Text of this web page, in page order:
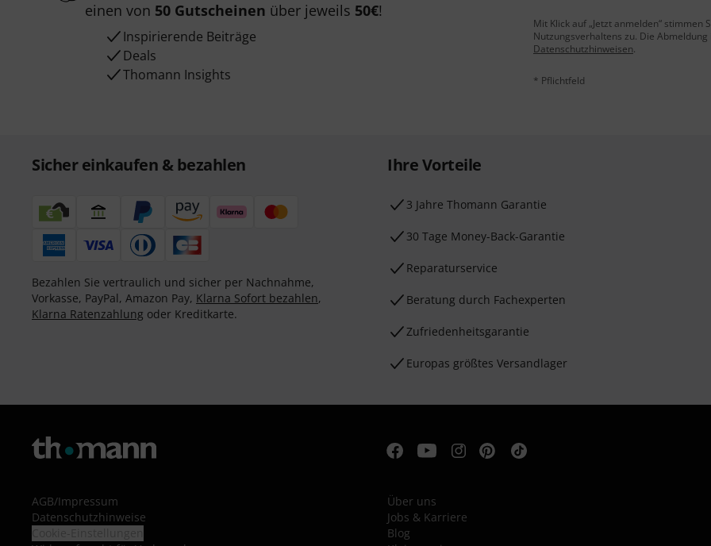
einen von 50 Gutscheinen über jeweils 50€!
Inspirierende Beiträge
Deals
Thomann Insights
Mit Klick auf „Jetzt anmelden“
Nutzungsverhaltens zu. Die
Datenschutzhinweisen.
* Pflichtfeld
Sicher einkaufen & bezahlen
Bezahlen Sie vertraulich und sicher per Nachnahme,
Vorkasse, PayPal, Amazon Pay, Klarna Sofort bezahlen,
Klarna Ratenzahlung oder Kreditkarte.
Ihre Vorteile
3 Jahre Thomann Garantie
30 Tage Money-Back-Garantie
Reparaturservice
Beratung durch Fachexperten
Zufriedenheitsgarantie
Europas größtes Versandlager
AGB/Impressum
Datenschutzhinweise
Über uns
Jobs & Karriere
Blog